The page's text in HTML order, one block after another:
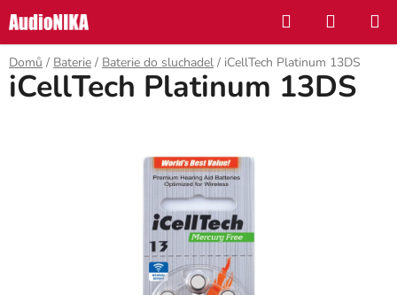
na
obsah
Hledat
KOŠÍK
Domů / Baterie / Baterie do sluchadel / iCellTech Platinum 13DS
iCellTech Platinum 13DS